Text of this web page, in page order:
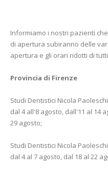
Informiamo i nostri pazienti
di apertura subiranno delle
apertura e gli orari ridotti di
Provincia di Firenze
Studi Dentistici Nicola
dal 4 all'8 agosto, dall'11 al 14
29 agosto;
Studi Dentistici Nicola
dal 4 al 7 agosto, dal 18 al 22